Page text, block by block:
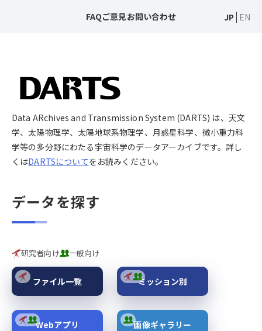
FAQご意見お問い合わせ JP EN
Data ARchives and Transmission System (DARTS) は、天文
学、太陽物理学、太陽地球系物理学、月惑星科学、微小重力科
学等の多分野にわたる宇宙科学のデータアーカイブです。詳し
くはDARTSについてをお読みください。
データを探す
研究者向け 一般向け
ファイル一覧 ミッション別
Webアプリ 画像ギャラリー